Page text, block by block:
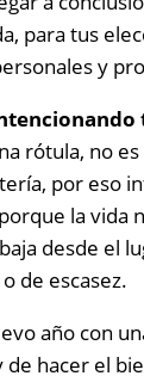
para tus
y
rótula, no
por eso
la vida
desde el
de escasez.
año con
de hacer el